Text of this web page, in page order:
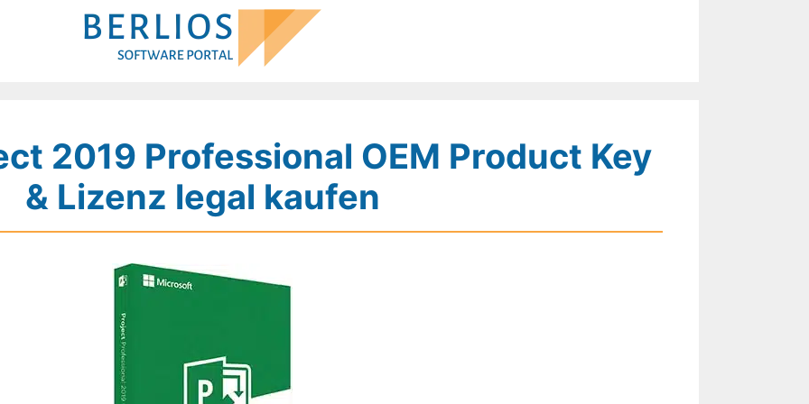
2019 Professional OEM Product Key
& Lizenz legal kaufen